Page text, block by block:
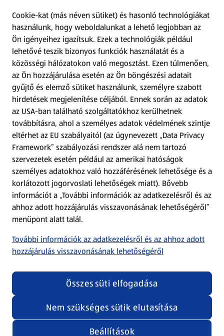
Kérdőív
Fizetési lehetőségek
ALDI utalványok
Árcsökkentés
Adattörlő alkalmazás
Szervizpont
(új oldalon nyílik meg)
Fedezz fel minket az interneten!
Töltsd le az ALDI Magyarország applikációt!
Adatvédelem és szabályzat
Cookie beállítások módosítása
Felhasználási feltételek
Adatvédelem / Impresszum
Security policy
(új oldalon nyílik meg)
Cookie-kat (más néven sütiket) és hasonló technológiákat
használunk, hogy weboldalunkat a lehető legjobban az
Ön igényeihez igazítsuk. Ezek a technológiák például
lehetővé teszik bizonyos funkciók használatát és a
közösségi hálózatokon való megosztást. Ezen túlmenően,
az Ön hozzájárulása esetén az Ön böngészési adatait
gyűjtő és elemző sütiket használunk, személyre szabott
hirdetések megjelenítése céljából. Ennek során az adatok
az USA-ban található szolgáltatókhoz kerülhetnek
továbbításra, ahol a személyes adatok védelmének szintje
eltérhet az EU szabályaitól (az úgynevezett „Data Privacy
Framework” szabályozási rendszer alá nem tartozó
szervezetek esetén például az amerikai hatóságok
személyes adatokhoz való hozzáférésének lehetősége és a
korlátozott jogorvoslati lehetőségek miatt). Bővebb
információt a „További információk az adatkezelésről és az
ahhoz adott hozzájárulás visszavonásának lehetőségéről”
menüpont alatt talál.
További információk az adatkezelésről és az ahhoz adott
hozzájárulás visszavonásának lehetőségéről
Beállítások
Nem szükséges sütik elutasítása
Összes süti elfogadása